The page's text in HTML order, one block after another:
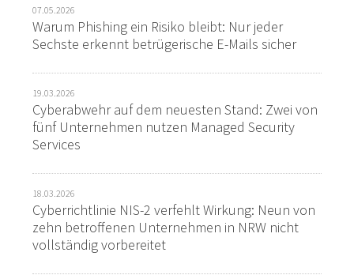
07.05.2026
Warum Phishing ein Risiko bleibt: Nur jeder
Sechste erkennt betrügerische E-Mails sicher
19.03.2026
Cyberabwehr auf dem neuesten Stand: Zwei von
fünf Unternehmen nutzen Managed Security
Services
18.03.2026
Cyberrichtlinie NIS-2 verfehlt Wirkung: Neun von
zehn betroffenen Unternehmen in NRW nicht
vollständig vorbereitet